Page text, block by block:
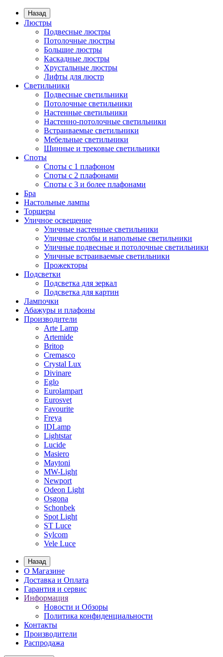
Назад
Люстры
Подвесные люстры
Потолочные люстры
Большие люстры
Каскадные люстры
Хрустальные люстры
Лифты для люстр
Светильники
Подвесные светильники
Потолочные светильники
Настенные светильники
Настенно-потолочные светильники
Встраиваемые светильники
Мебельные светильники
Шинные и трековые светильники
Споты
Споты с 1 плафоном
Споты с 2 плафонами
Споты с 3 и более плафонами
Бра
Настольные лампы
Торшеры
Уличное освещение
Уличные настенные светильники
Уличные столбы и напольные светильники
Уличные подвесные и потолочные светильники
Уличные встраиваемые светильники
Прожекторы
Подсветки
Подсветка для зеркал
Подсветка для картин
Лампочки
Абажуры и плафоны
Производители
Arte Lamp
Artemide
Britop
Cremasco
Crystal Lux
Divinare
Eglo
Eurolampart
Eurosvet
Favourite
Freya
IDLamp
Lightstar
Lucide
Masiero
Maytoni
MW-Light
Newport
Odeon Light
Osgona
Schonbek
Spot Light
ST Luce
Sylcom
Vele Luce
Назад
О Магазине
Доставка и Оплата
Гарантия и сервис
Информация
Новости и Обзоры
Политика конфиденциальности
Контакты
Производители
Распродажа